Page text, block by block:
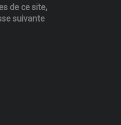
de ce site,
suivante